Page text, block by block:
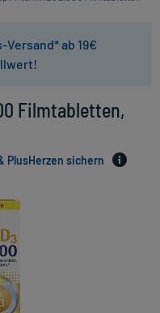
Versand* ab 19€
Filmtabletten,
PlusHerzen sichern